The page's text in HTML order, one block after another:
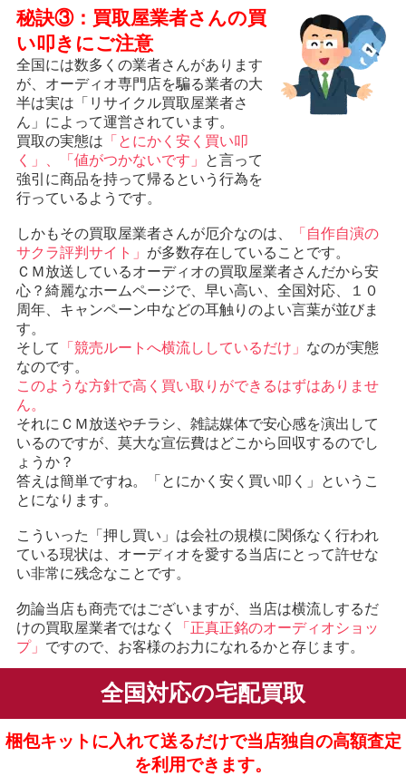
秘訣③：買取屋業者さんの買
い叩きにご注意
全国には数多くの業者さんがあります
が、オーディオ専門店を騙る業者の大
半は実は「リサイクル買取屋業者さ
ん」によって運営されています。
買取の実態は 「とにかく安く買い叩
く」、「値がつかないです」
と言って
強引に商品を持って帰るという行為を
行っているようです。
しかもその買取屋業者さんが厄介なのは、
「自作自演の
サクラ評判サイト」 が多数存在していることです。
ＣＭ放送しているオーディオの買取屋業者さんだから安
心？綺麗なホームページで、早い高い、全国対応、１０
周年、キャンペーン中などの耳触りのよい言葉が並びま
す。
そして
「競売ルートへ横流ししているだけ」 なのが実態
なのです。
このような方針で高く買い取りができるはずはありませ
ん。
それにＣＭ放送やチラシ、雑誌媒体で安心感を演出して
いるのですが、莫大な宣伝費はどこから回収するのでし
ょうか？
答えは簡単ですね。「とにかく安く買い叩く」というこ
とになります。
こういった「押し買い」は会社の規模に関係なく行われ
ている現状は、オーディオを愛する当店にとって許せな
い非常に残念なことです。
勿論当店も商売ではございますが、当店は横流しするだ
けの買取屋業者ではなく
「正真正銘のオーディオショッ
プ」 ですので、お客様のお力になれるかと存じます。
全国対応の宅配買取
梱包キットに入れて送るだけで当店独自の高額査定
を利用できます。